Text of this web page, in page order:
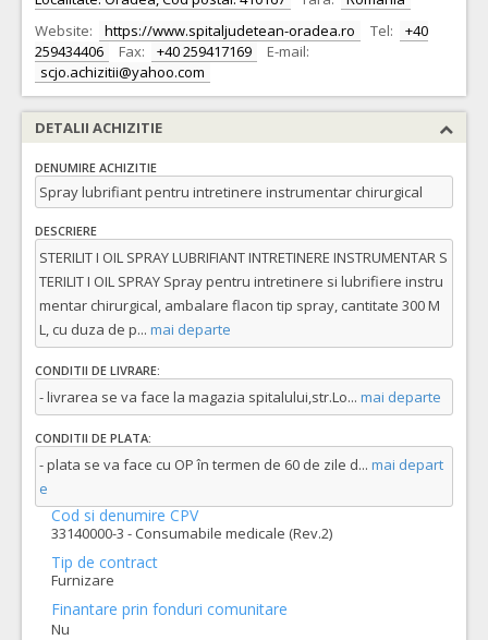
Website:
https://www.spitaljudetean-oradea.ro Tel:
+40
259434406
Fax: +40 259417169
E-mail:
scjo.achizitii@yahoo.com
DETALII ACHIZITIE
DENUMIRE ACHIZITIE
Spray lubrifiant pentru intretinere instrumentar chirurgical
DESCRIERE
STERILIT I OIL SPRAY LUBRIFIANT INTRETINERE INSTRUMENTAR S
TERILIT I OIL SPRAY Spray pentru intretinere si lubrifiere instru
mentar chirurgical, ambalare flacon tip spray, cantitate 300 M
L, cu duza de p... mai departe
CONDITII DE LIVRARE:
- livrarea se va face la magazia spitalului,str.Lo... mai departe
CONDITII DE PLATA:
- plata se va face cu OP în termen de 60 de zile d... mai depart
e
Cod si denumire CPV
33140000-3 - Consumabile medicale (Rev.2)
Tip de contract
Furnizare
Finantare prin fonduri comunitare
Nu